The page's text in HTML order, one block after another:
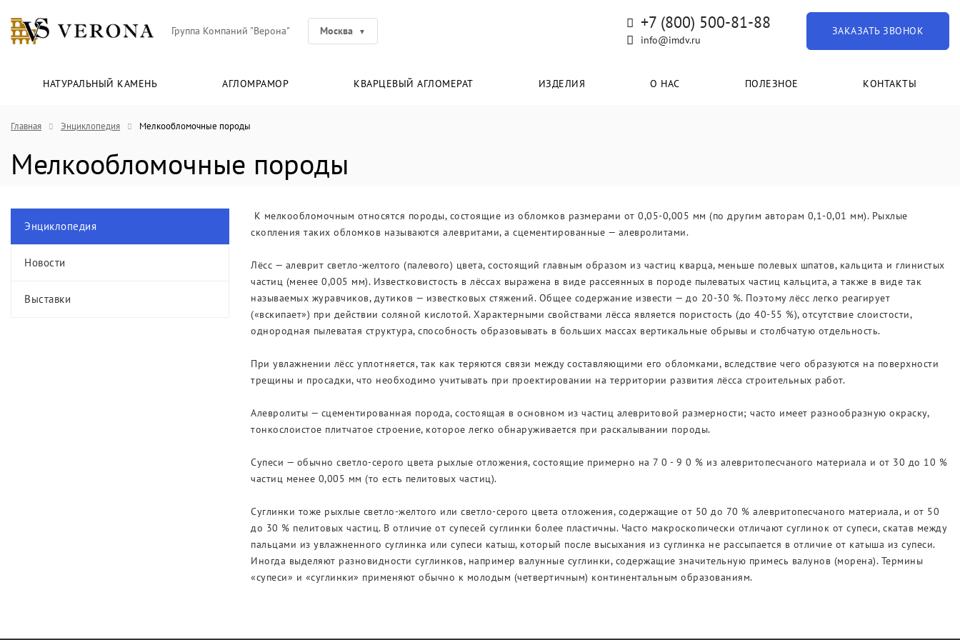
Группа Компаний "Верона" Москва +7 (800) 500-81-88
info@imdv.ru
ЗАКАЗАТЬ ЗВОНОК
НАТУРАЛЬНЫЙ КАМЕНЬ АГЛОМРАМОР КВАРЦЕВЫЙ АГЛОМЕРАТ ИЗДЕЛИЯ О НАС ПОЛЕЗНОЕ КОНТАКТЫ
Главная Энциклопедия Мелкообломочные породы
Мелкообломочные породы
Энциклопедия
Новости
Выставки
К мелкообломочным относятся породы, состоящие из обломков размерами от 0,05-0,005 мм (по другим авторам 0,1-0,01 мм). Рыхлые
скопления таких обломков называются алевритами, а сцементированные — алевролитами.
Лёсс — алеврит светло-желтого (палевого) цвета, состоящий главным образом из частиц кварца, меньше полевых шпатов, кальцита и глинистых
частиц (менее 0,005 мм). Известковистость в лёссах выражена в виде рассеянных в породе пылеватых частиц кальцита, а также в виде так
называемых журавчиков, дутиков — известковых стяжений. Общее содержание извести — до 20-30 %. Поэтому лёсс легко реагирует
(«вскипает») при действии соляной кислотой. Характерными свойствами лёсса является пористость (до 40-55 %), отсутствие слоистости,
однородная пылеватая структура, способность образовывать в больших массах вертикальные обрывы и столбчатую отдельность.
При увлажнении лёсс уплотняется, так как теряются связи между составляющими его обломками, вследствие чего образуются на поверхности
трещины и просадки, что необходимо учитывать при проектировании на территории развития лёсса строительных работ.
Алевролиты — сцементированная порода, состоящая в основном из частиц алевритовой размерности; часто имеет разнообразную окраску,
тонкослоистое плитчатое строение, которое легко обнаруживается при раскалывании породы.
Супеси — обычно светло-серого цвета рыхлые отложения, состоящие примерно на 7 0 - 9 0 % из алевритопесчаного материала и от 30 до 10 %
частиц менее 0,005 мм (то есть пелитовых частиц).
Суглинки тоже рыхлые светло-желтого или светло-серого цвета отложения, содержащие от 50 до 70 % алевритопесчаного материала, и от 50
до 30 % пелитовых частиц. В отличие от супесей суглинки более пластичны. Часто макроскопически отличают суглинок от супеси, скатав между
пальцами из увлажненного суглинка или супеси катыш, который после высыхания из суглинка не рассыпается в отличие от катыша из супеси.
Иногда выделяют разновидности суглинков, например валунные суглинки, содержащие значительную примесь валунов (морена). Термины
«супеси» и «суглинки» применяют обычно к молодым (четвертичным) континентальным образованиям.